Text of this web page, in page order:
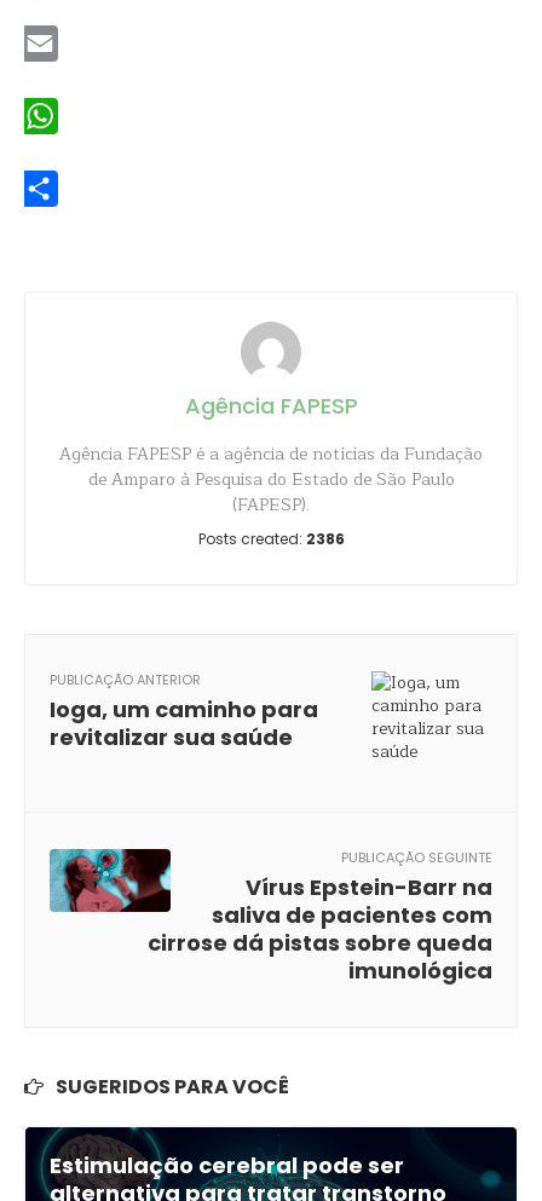
Agência FAPESP
Agência FAPESP é a agência de notícias da Fundação
de Amparo à Pesquisa do Estado de São Paulo
(FAPESP).
Posts created: 2386
PUBLICAÇÃO ANTERIOR
Ioga, um caminho para
revitalizar sua saúde
PUBLICAÇÃO SEGUINTE
Vírus Epstein-Barr na
saliva de pacientes com
cirrose dá pistas sobre queda
imunológica
SUGERIDOS PARA VOCÊ
Estimulação cerebral pode ser
alternativa para tratar transtorno